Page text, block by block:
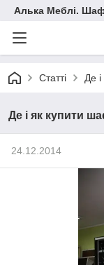
Алька Меблі.
Статті Де
Де і як купити
24.12.2014